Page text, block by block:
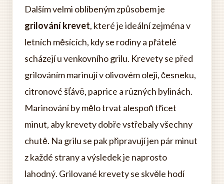
Dalším velmi oblíbeným způsobem je
grilování krevet, které je ideální zejména v
letních měsících, kdy se rodiny a přátelé
scházejí u venkovního grilu. Krevety se před
grilováním marinují v olivovém oleji, česneku,
citronové šťávě, paprice a různých bylinách.
Marinování by mělo trvat alespoň třicet
minut, aby krevety dobře vstřebaly všechny
chutě. Na grilu se pak připravují jen pár minut
z každé strany a výsledek je naprosto
lahodný. Grilované krevety se skvěle hodí